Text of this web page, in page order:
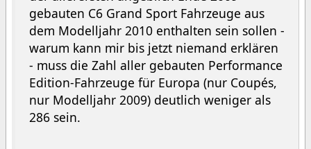
gebauten C6 Grand Sport Fahrzeuge aus
dem Modelljahr 2010 enthalten sein sollen -
warum kann mir bis jetzt niemand erklären
- muss die Zahl aller gebauten Performance
Edition-Fahrzeuge für Europa (nur Coupés,
nur Modelljahr 2009) deutlich weniger als
286 sein.